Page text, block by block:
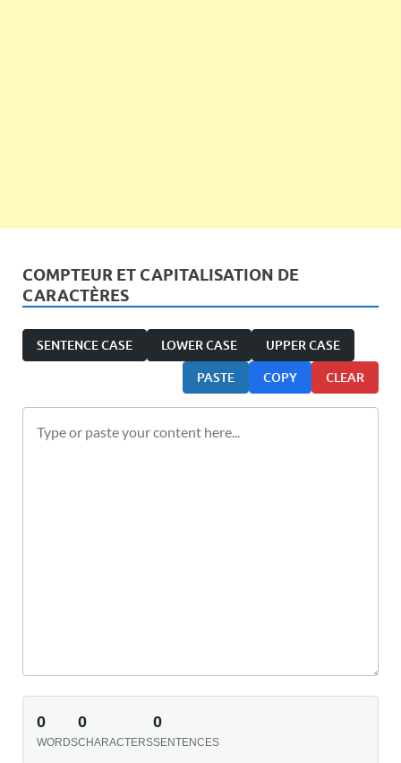
COMPTEUR ET CAPITALISATION DE
CARACTÈRES
SENTENCE CASE LOWER CASE UPPER CASE
PASTE COPY CLEAR
0
WORDS
0
CHARACTERS
0
SENTENCES